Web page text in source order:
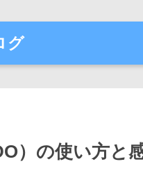
グ
）の使い方と